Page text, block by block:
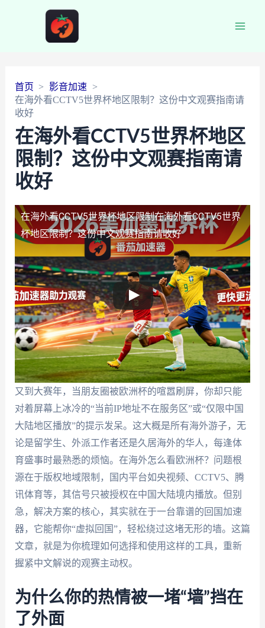
首页
影音加速
在海外看CCTV5世界杯地区限制？这份中文观赛指南请
收好
在海外看CCTV5世界杯地区
限制？这份中文观赛指南请
收好
在海外看CCTV5世界杯地区限制在海外看CCTV5世界
杯地区限制？这份中文观赛指南请收好
又到大赛年，当朋友圈被欧洲杯的喧嚣刷屏，你却只能
对着屏幕上冰冷的“当前IP地址不在服务区”或“仅限中国
大陆地区播放”的提示发呆。这大概是所有海外游子，无
论是留学生、外派工作者还是久居海外的华人，每逢体
育盛事时最熟悉的烦恼。在海外怎么看欧洲杯？问题根
源在于版权地域限制，国内平台如央视频、CCTV5、腾
讯体育等，其信号只被授权在中国大陆境内播放。但别
急，解决方案的核心，其实就在于一台靠谱的回国加速
器，它能帮你“虚拟回国”，轻松绕过这堵无形的墙。这篇
文章，就是为你梳理如何选择和使用这样的工具，重新
握紧中文解说的观赛主动权。
为什么你的热情被一堵“墙”挡在
了外面